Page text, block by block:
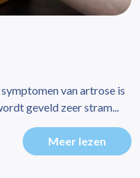
van artrose is
geveld zeer stram...
Meer lezen